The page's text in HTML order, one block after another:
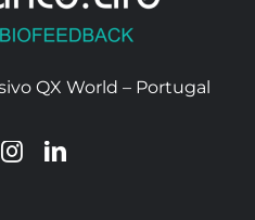
QX World – Portugal